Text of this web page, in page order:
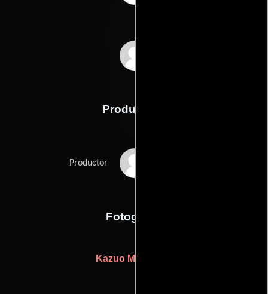
Producción
Productor
Fotografia
Kazuo Miyagawa